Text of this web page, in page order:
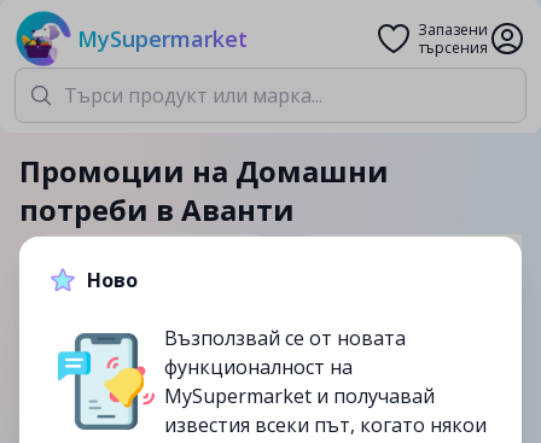
MySupermarket
Запазени
търсения
Промоции на Домашни
потреби в Аванти
Аванти
актуални промоции
Ново
Възползвай се от новата
функционалност на
MySupermarket и получавай
известия всеки път, когато някои